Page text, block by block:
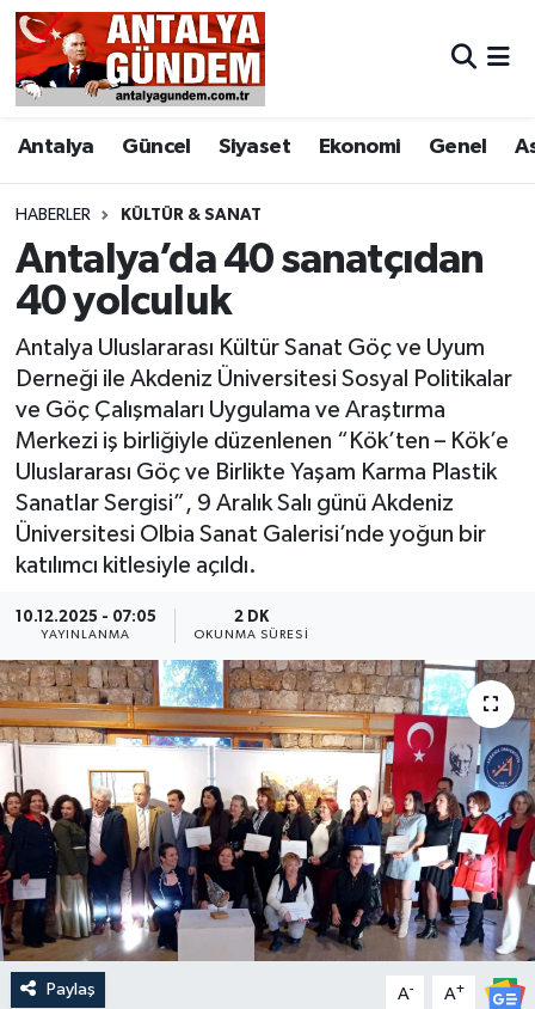
Antalya Güncel Siyaset Ekonomi Genel
HABERLER KÜLTÜR & SANAT
Antalya’da 40 sanatçıdan
40 yolculuk
Antalya Uluslararası Kültür Sanat Göç ve Uyum
Derneği ile Akdeniz Üniversitesi Sosyal Politikalar
ve Göç Çalışmaları Uygulama ve Araştırma
Merkezi iş birliğiyle düzenlenen “Kök’ten – Kök’e
Uluslararası Göç ve Birlikte Yaşam Karma Plastik
Sanatlar Sergisi”, 9 Aralık Salı günü Akdeniz
Üniversitesi Olbia Sanat Galerisi’nde yoğun bir
katılımcı kitlesiyle açıldı.
10.12.2025 - 07:05
YAYINLANMA
2 DK
OKUNMA SÜRESI
Paylaş A- A+
Antalya
Asayiş
Bilim & Teknoloji
Bölge
EĞİTİM
Ekonomi
Genel
Görüntülü Haber
Güncel
Kültür & Sanat
Magazin
Sağlık & Yaşam
Siyaset
Spor
Antalya Nöbetçi Eczaneler
Antalya Hava Durumu
Antalya Namaz Vakitleri
Antalya Trafik Yoğunluk Haritası
Süper Lig Puan Durumu ve Fikstür
Tüm Manşetler
Son Dakika Haberleri
Haber Arşivi